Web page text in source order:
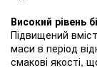
Високий рівень
Підвищений
маси в період
смакові якості,